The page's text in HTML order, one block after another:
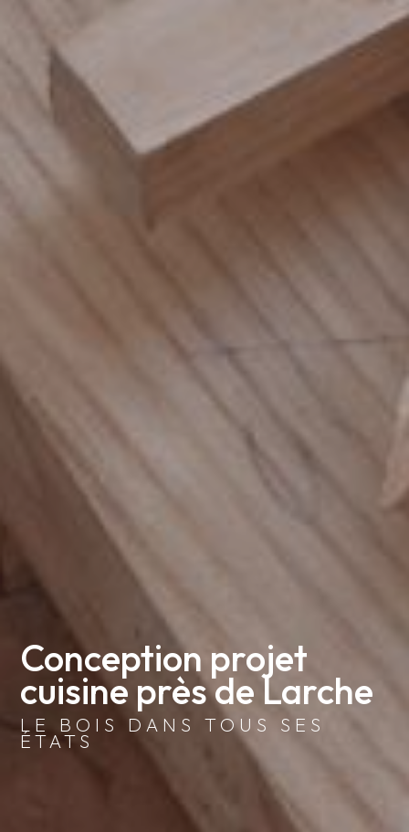
Conception projet
cuisine près de Larche
LE BOIS DANS TOUS SES
ÉTATS